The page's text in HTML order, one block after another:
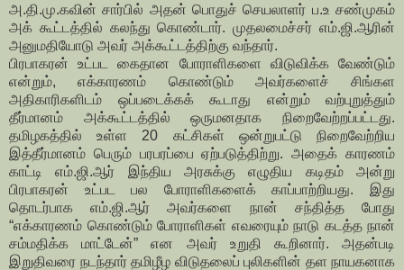
அ.தி.மு.கவின் சார்பில் அதன் பொதுச் செயலாளர் ப.உ சண்முகம்
அக் கூட்டத்தில் கலந்து கொண்டார். முதலமைச்சர் எம்.ஜி.ஆரின்
அனுமதியோடு அவர் அக்கூட்டத்திற்கு வந்தார்.
பிரபாகரன் உட்பட கைதான போராளிகளை விடுவிக்க வேண்டும்
என்றும், எக்காரணம் கொண்டும் அவர்களைச் சிங்கள
அதிகாரிகளிடம் ஒப்படைக்கக் கூடாது என்றும் வற்புறுத்தும்
தீர்மானம் அக்கூட்டத்தில் ஒருமனதாக நிறைவேற்றப்பட்டது.
தமிழகத்தில் உள்ள 20 கட்சிகள் ஒன்றுபட்டு நிறைவேற்றிய
இத்தீர்மானம் பெரும் பரபரப்பை ஏற்படுத்திற்று. அதைக் காரணம்
காட்டி எம்.ஜி.ஆர் இந்திய அரசுக்கு எழுதிய கடிதம் அன்று
பிரபாகரன் உட்பட பல போராளிகளைக் காப்பாற்றியது. இது
தொடர்பாக எம்.ஜி.ஆர் அவர்களை நான் சந்தித்த போது
“எக்காரணம் கொண்டும் போராளிகள் எவரையும் நாடு கடத்த நான்
சம்மதிக்க மாட்டேன்” என அவர் உறுதி கூறினார். அதன்படி
இறுதிவரை நடந்தார் தமிழீழ விடுதலைப் புலிகளின் தள நாயகனாக